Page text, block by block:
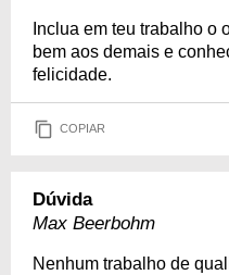
Inclua em teu trabalho o
bem aos demais e
felicidade.
COPIAR
Dúvida
Max Beerbohm
Nenhum trabalho de